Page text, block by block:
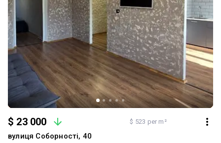
$ 23 000 $ 523 per m²
вулиця Соборності, 40